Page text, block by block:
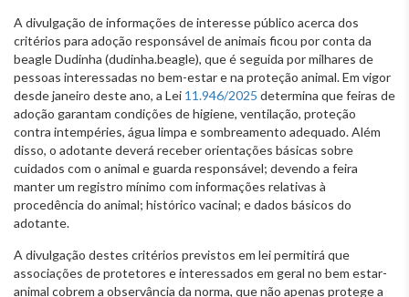
A divulgação de informações de interesse público acerca dos
critérios para adoção responsável de animais ficou por conta da
beagle Dudinha (dudinha.beagle), que é seguida por milhares de
pessoas interessadas no bem-estar e na proteção animal. Em vigor
desde janeiro deste ano, a Lei 11.946/2025 determina que feiras de
adoção garantam condições de higiene, ventilação, proteção
contra intempéries, água limpa e sombreamento adequado. Além
disso, o adotante deverá receber orientações básicas sobre
cuidados com o animal e guarda responsável; devendo a feira
manter um registro mínimo com informações relativas à
procedência do animal; histórico vacinal; e dados básicos do
adotante.
A divulgação destes critérios previstos em lei permitirá que
associações de protetores e interessados em geral no bem estar-
animal cobrem a observância da norma, que não apenas protege a